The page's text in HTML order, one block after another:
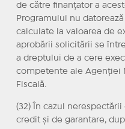
de către finanțator a
Programului nu
calculate la valoarea de
aprobării solicitării se
a dreptului de a cere
competente ale Agenției
Fiscală.
(32) În cazul
credit și de garantare,